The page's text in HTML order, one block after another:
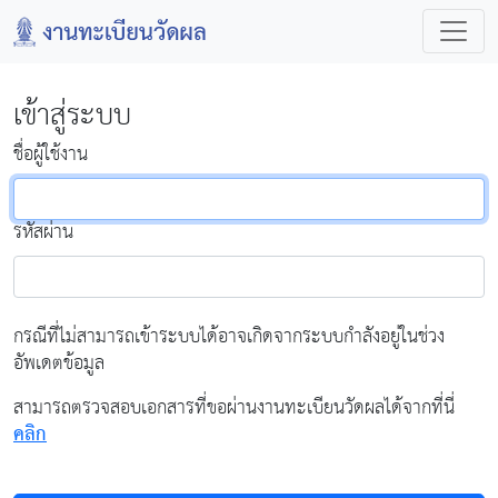
เข้าสู่ระบบ
ชื่อผู้ใช้งาน
รหัสผ่าน
กรณีที่ไม่สามารถเข้าระบบได้อาจเกิดจากระบบกำลังอยู่ในช่วง
อัพเดตข้อมูล
สามารถตรวจสอบเอกสารที่ขอผ่านงานทะเบียนวัดผลได้จากที่นี่
คลิก